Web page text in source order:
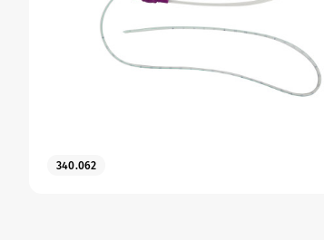
Gynaecologie
340.062